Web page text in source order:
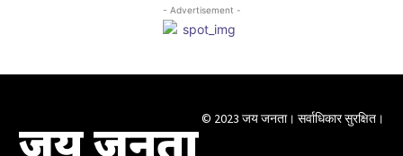
- Advertisement -
जय जनता © 2023 जय जनता। सर्वाधिकार सुरक्षित।